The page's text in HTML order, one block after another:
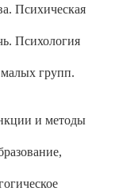
Психическая
Психология
групп.
и методы